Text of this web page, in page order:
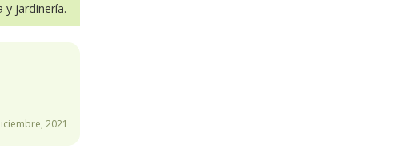
y jardinería.
2021